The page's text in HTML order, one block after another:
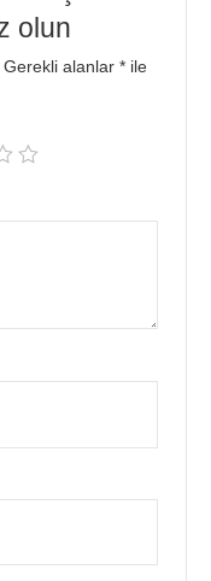
olun
Gerekli alanlar* ile